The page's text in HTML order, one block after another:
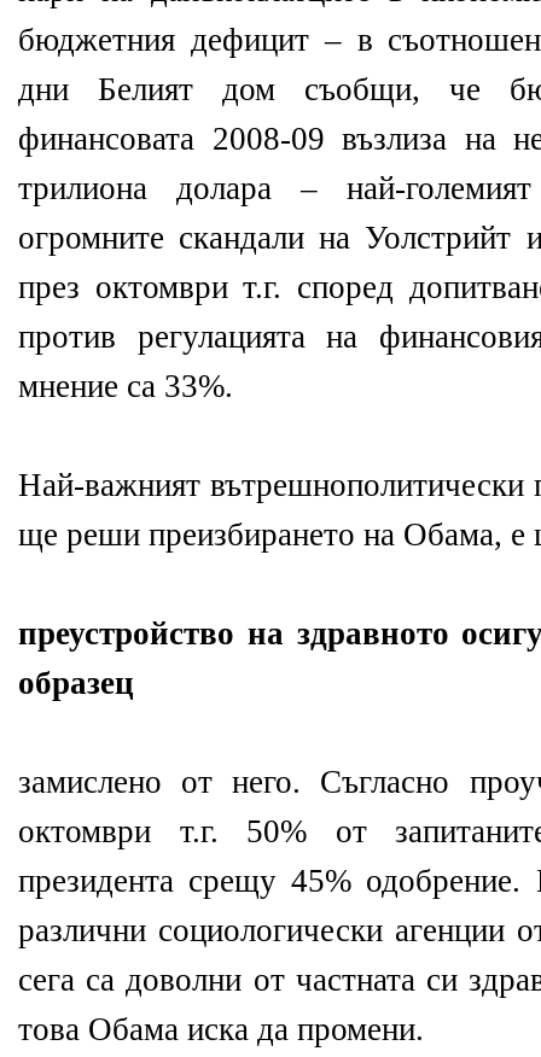
бюджетния дефицит – в
дни Белият дом съобщи, че
финансовата 2008-09 възлиза на
трилиона долара – най-
огромните скандали на Уолстрийт
през октомври т.г. според
против регулацията на
мнение са 33%.
Най-важният вътрешнополитически
ще реши преизбирането на Обама, е
преустройство на здравното
образец
замислено от него. Съгласно
октомври т.г. 50% от
президента срещу 45%
различни социологически агенции
сега са доволни от частната си
това Обама иска да промени.